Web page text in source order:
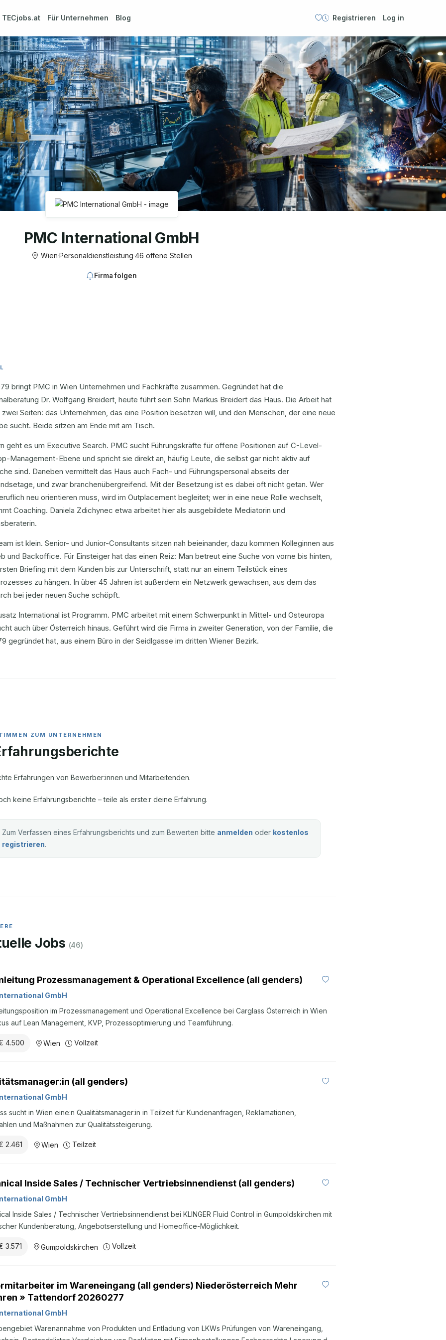
TECjobs.at Für Unternehmen Blog Registrieren Log in
PMC International GmbH
Wien·Personaldienstleistung·46 offene Stellen
Firma folgen
bringt PMC in Wien Unternehmen und Fachkräfte zusammen. Gegründet hat die
Dr. Wolfgang Breidert, heute führt sein Sohn Markus Breidert das Haus. Die Arbeit hat
zwei Seiten: das Unternehmen, das eine Position besetzen will, und den Menschen, der eine neue
sucht. Beide sitzen am Ende mit am Tisch.
geht es um Executive Search. PMC sucht Führungskräfte für offene Positionen auf C-Level-
Management-Ebene und spricht sie direkt an, häufig Leute, die selbst gar nicht aktiv auf
sind. Daneben vermittelt das Haus auch Fach- und Führungspersonal abseits der
und zwar branchenübergreifend. Mit der Besetzung ist es dabei oft nicht getan. Wer
neu orientieren muss, wird im Outplacement begleitet; wer in eine neue Rolle wechselt,
Coaching. Daniela Zdichynec etwa arbeitet hier als ausgebildete Mediatorin und
ist klein. Senior- und Junior-Consultants sitzen nah beieinander, dazu kommen Kolleginnen aus
und Backoffice. Für Einsteiger hat das einen Reiz: Man betreut eine Suche von vorne bis hinten,
Briefing mit dem Kunden bis zur Unterschrift, statt nur an einem Teilstück eines
zu hängen. In über 45 Jahren ist außerdem ein Netzwerk gewachsen, aus dem das
bei jeder neuen Suche schöpft.
International ist Programm. PMC arbeitet mit einem Schwerpunkt in Mittel- und Osteuropa
auch über Österreich hinaus. Geführt wird die Firma in zweiter Generation, von der Familie, die
gegründet hat, aus einem Büro in der Seidlgasse im dritten Wiener Bezirk.
Erfahrungen von Bewerber:innen und Mitarbeitenden.
keine Erfahrungsberichte – teile als erste:r deine Erfahrung.
Zum Verfassen eines Erfahrungsberichts und zum Bewerten bitte anmelden oder kostenlos
registrieren.
Jobs (46)
Prozessmanagement & Operational Excellence (all genders)
GmbH
im Prozessmanagement und Operational Excellence bei Carglass Österreich in Wien
auf Lean Management, KVP, Prozessoptimierung und Teamführung.
4.500 Wien Vollzeit
(all genders)
GmbH
sucht in Wien eine:n Qualitätsmanager:in in Teilzeit für Kundenanfragen, Reklamationen,
und Maßnahmen zur Qualitätssteigerung.
2.461 Wien Teilzeit
Inside Sales / Technischer Vertriebsinnendienst (all genders)
GmbH
Inside Sales / Technischer Vertriebsinnendienst bei KLINGER Fluid Control in Gumpoldskirchen mit
Kundenberatung, Angebotserstellung und Homeoffice-Möglichkeit.
3.571 Gumpoldskirchen Vollzeit
im Wareneingang (all genders) Niederösterreich Mehr
» Tattendorf 20260277
GmbH
Warenannahme von Produkten und Entladung von LKWs Prüfungen von Wareneingang,